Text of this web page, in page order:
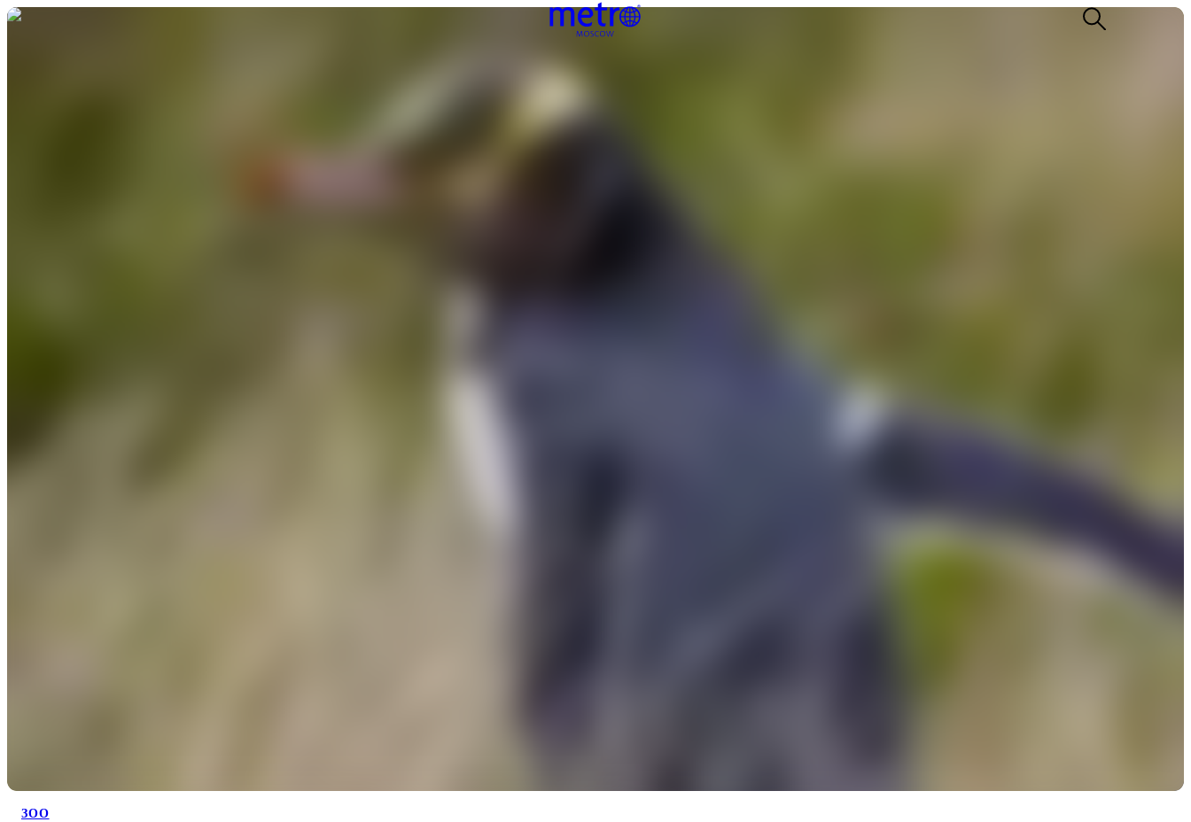
ЗОО